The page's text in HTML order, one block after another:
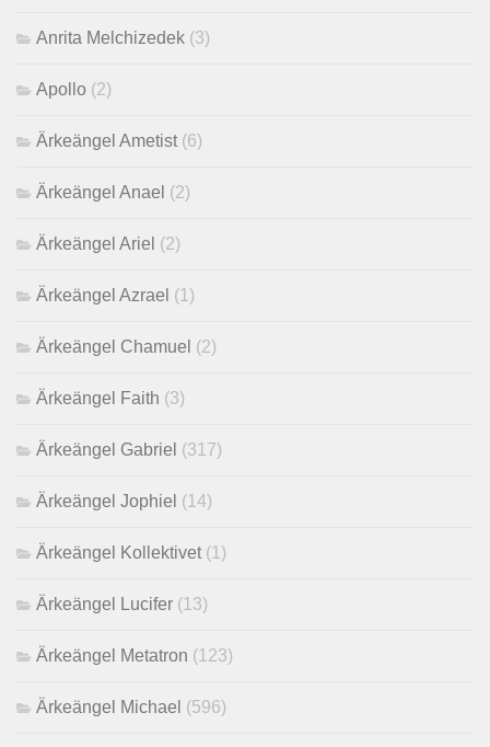
Anrita Melchizedek (3)
Apollo (2)
Ärkeängel Ametist (6)
Ärkeängel Anael (2)
Ärkeängel Ariel (2)
Ärkeängel Azrael (1)
Ärkeängel Chamuel (2)
Ärkeängel Faith (3)
Ärkeängel Gabriel (317)
Ärkeängel Jophiel (14)
Ärkeängel Kollektivet (1)
Ärkeängel Lucifer (13)
Ärkeängel Metatron (123)
Ärkeängel Michael (596)